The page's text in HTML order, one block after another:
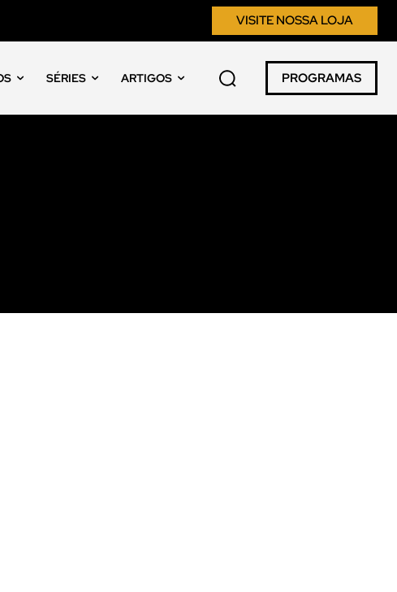
VISITE NOSSA LOJA
SÉRIES ARTIGOS PROGRAMAS